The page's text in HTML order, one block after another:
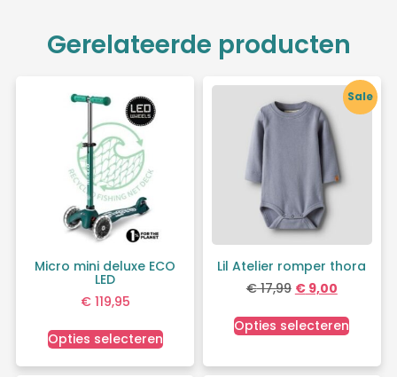
Gerelateerde producten
Micro mini deluxe ECO
LED
€119,95
Opties selecteren
Sale
Lil Atelier romper thora
€17,99 €9,00
Opties selecteren